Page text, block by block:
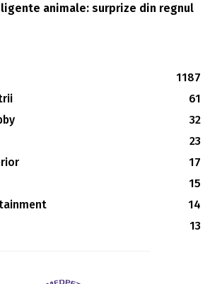
animale: surprize din regnul
1187
61
32
23
17
15
14
13